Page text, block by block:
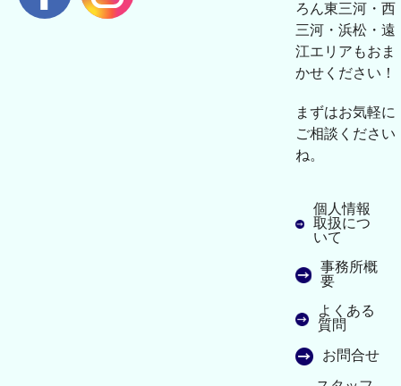
ろん東三河・西
三河・浜松・遠
江エリアもおま
かせください！
まずはお気軽に
ご相談ください
ね。
個人情報
取扱につ
いて
事務所概
要
よくある
質問
お問合せ